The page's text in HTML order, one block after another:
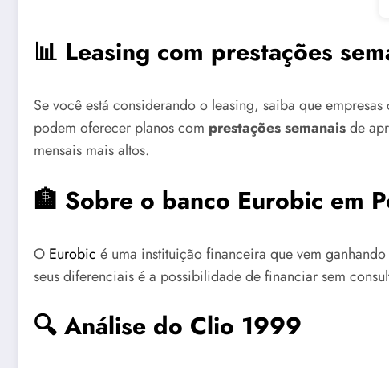
📊 Leasing com prestações
Se você está considerando o leasing, saiba que
podem oferecer planos com prestações semanaisde
mensais mais altos.
🏦 Sobre o banco Eurobic em
O Eurobic é uma instituição financeira que vem
seus diferenciais é a possibilidade de financiar sem
🔍 Análise do Clio 1999